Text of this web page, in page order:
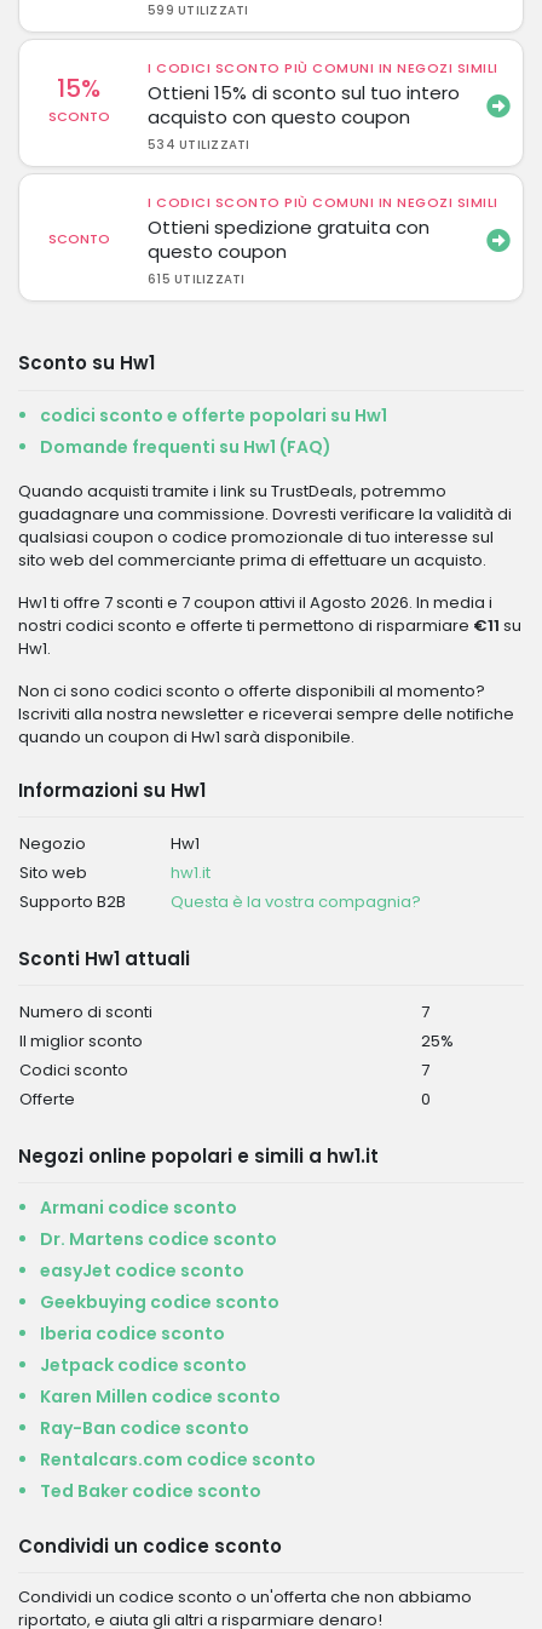
599 UTILIZZATI
15%
SCONTO
I CODICI SCONTO PIÙ COMUNI IN NEGOZI SIMILI
Ottieni 15% di sconto sul tuo intero
acquisto con questo coupon
534 UTILIZZATI
SCONTO
I CODICI SCONTO PIÙ COMUNI IN NEGOZI SIMILI
Ottieni spedizione gratuita con
questo coupon
615 UTILIZZATI
Sconto su Hw1
codici sconto e offerte popolari su Hw1
Domande frequenti su Hw1 (FAQ)
Quando acquisti tramite i link su TrustDeals, potremmo
guadagnare una commissione. Dovresti verificare la validità di
qualsiasi coupon o codice promozionale di tuo interesse sul
sito web del commerciante prima di effettuare un acquisto.
Hw1 ti offre 7 sconti e 7 coupon attivi il Agosto 2026. In media i
nostri codici sconto e offerte ti permettono di risparmiare €11 su
Hw1.
Non ci sono codici sconto o offerte disponibili al momento?
Iscriviti alla nostra newsletter e riceverai sempre delle notifiche
quando un coupon di Hw1 sarà disponibile.
Informazioni su Hw1
Negozio
Hw1
Sito web
hw1.it
Supporto B2B
Questa è la vostra compagnia?
Sconti Hw1 attuali
Numero di sconti
7
Il miglior sconto
25%
Codici sconto
7
Offerte
0
Negozi online popolari e simili a hw1.it
Armani codice sconto
Dr. Martens codice sconto
easyJet codice sconto
Geekbuying codice sconto
Iberia codice sconto
Jetpack codice sconto
Karen Millen codice sconto
Ray-Ban codice sconto
Rentalcars.com codice sconto
Ted Baker codice sconto
Condividi un codice sconto
Condividi un codice sconto o un'offerta che non abbiamo
riportato, e aiuta gli altri a risparmiare denaro!